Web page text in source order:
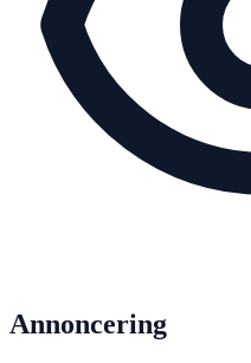
Annoncering